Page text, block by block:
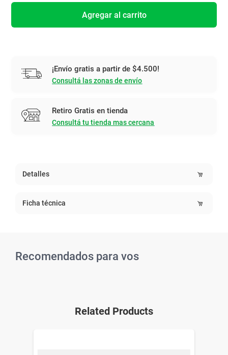
Agregar al carrito
¡Envío gratis a partir de $4.500!
Consultá las zonas de envío
Retiro Gratis en tienda
Consultá tu tienda mas cercana
Detalles
Ficha técnica
Recomendados para vos
Related Products